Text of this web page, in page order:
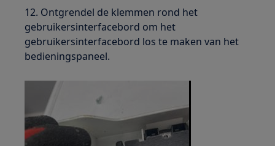
12. Ontgrendel de klemmen rond het
gebruikersinterfacebord om het
gebruikersinterfacebord los te maken van het
bedieningspaneel.